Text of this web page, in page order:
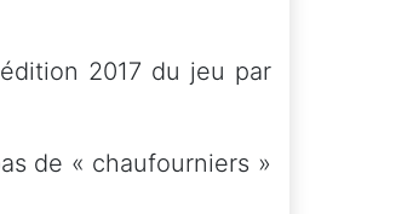
2017 du jeu par
de « chaufourniers »